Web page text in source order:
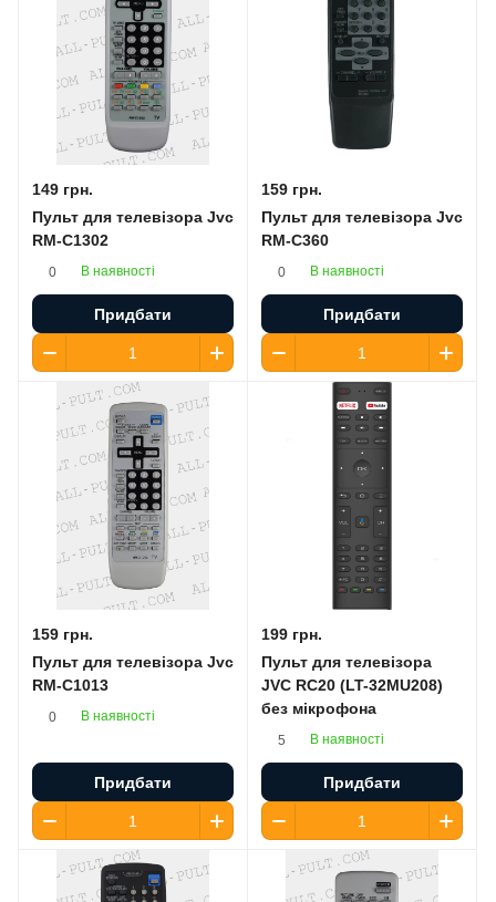
149 грн.
Пульт для телевізора Jvc
RM-C1302
0 В наявності
Придбати
159 грн.
Пульт для телевізора Jvc
RM-C360
0 В наявності
Придбати
159 грн.
Пульт для телевізора Jvc
RM-C1013
0 В наявності
Придбати
199 грн.
Пульт для телевізора
JVC RC20 (LT-32MU208)
без мікрофона
5 В наявності
Придбати